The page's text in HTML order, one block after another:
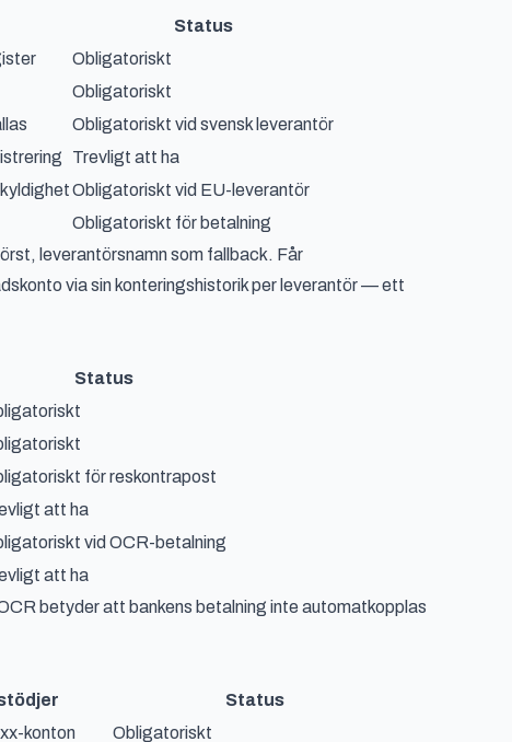
Status
Obligatoriskt
Obligatoriskt
Obligatoriskt vid svensk leverantör
Trevligt att ha
Obligatoriskt vid EU-leverantör
Obligatoriskt för betalning
leverantörsnamn som fallback. Får
via sin konteringshistorik per leverantör — ett
Status
för reskontrapost
att ha
vid OCR-betalning
att ha
betyder att bankens betalning inte automatkopplas
Status
konton
Obligatoriskt